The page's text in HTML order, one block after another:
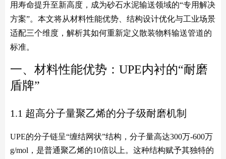
用寿命提升至新高度，成为砂石水泥输送领域的“专用解决
方案”。本文将从材料性能优势、结构设计优化与工业场景
适配三个维度，解析其如何重新定义散装物料输送管道的
标准。
一、材料性能优势：UPE内衬的“耐磨
盾牌”
1.1 超高分子量聚乙烯的分子级耐磨机制
UPE的分子链呈“缠结网状”结构，分子量高达300万-600万
g/mol，是普通聚乙烯的10倍以上。这种结构赋予其独特的